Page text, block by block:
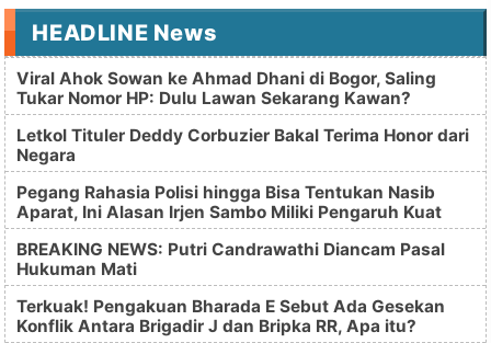
HEADLINE News
Viral Ahok Sowan ke Ahmad Dhani di Bogor, Saling
Tukar Nomor HP: Dulu Lawan Sekarang Kawan?
Letkol Tituler Deddy Corbuzier Bakal Terima Honor dari
Negara
Pegang Rahasia Polisi hingga Bisa Tentukan Nasib
Aparat, Ini Alasan Irjen Sambo Miliki Pengaruh Kuat
BREAKING NEWS: Putri Candrawathi Diancam Pasal
Hukuman Mati
Terkuak! Pengakuan Bharada E Sebut Ada Gesekan
Konflik Antara Brigadir J dan Bripka RR, Apa itu?